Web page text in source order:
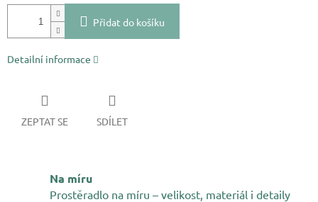
Přidat do košíku
Detailní informace
ZEPTAT SE SDÍLET
Na míru
Prostěradlo na míru – velikost, materiál i detaily